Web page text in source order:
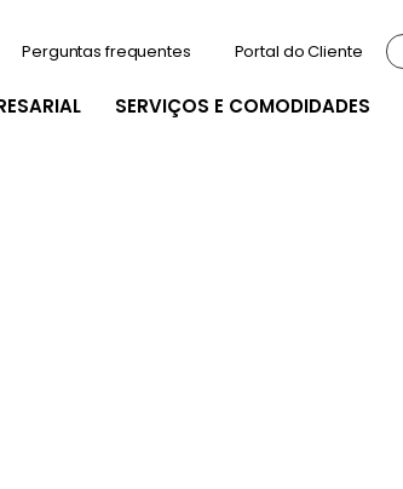
SERVIÇOS E COMODIDADES
Perguntas frequentes Portal do Cliente